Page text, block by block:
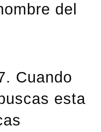
del
Cuando
esta